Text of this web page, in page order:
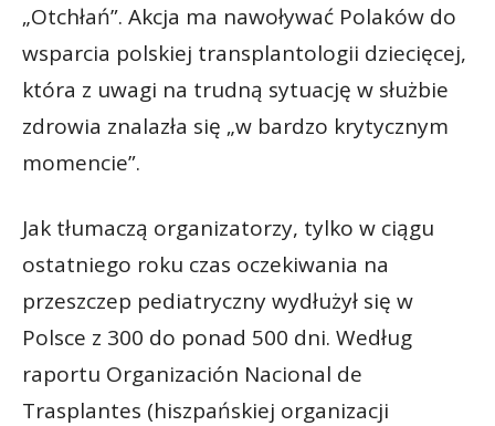
„Otchłań”. Akcja ma nawoływać Polaków do
wsparcia polskiej transplantologii dziecięcej,
która z uwagi na trudną sytuację w służbie
zdrowia znalazła się „w bardzo krytycznym
momencie”.
Jak tłumaczą organizatorzy, tylko w ciągu
ostatniego roku czas oczekiwania na
przeszczep pediatryczny wydłużył się w
Polsce z 300 do ponad 500 dni. Według
raportu Organización Nacional de
Trasplantes (hiszpańskiej organizacji